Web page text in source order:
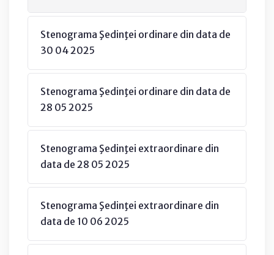
Stenograma Şedinţei ordinare din data de
30 04 2025
Stenograma Şedinţei ordinare din data de
28 05 2025
Stenograma Şedinţei extraordinare din
data de 28 05 2025
Stenograma Şedinţei extraordinare din
data de 10 06 2025